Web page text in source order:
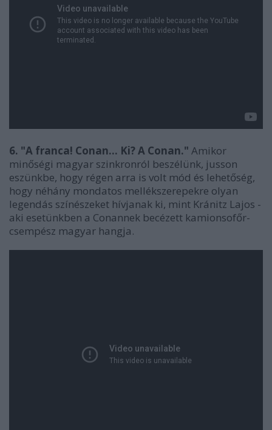
6. "A franca! Conan... Ki? A Conan." Amikor
minőségi magyar szinkronról beszélünk, jusson
eszünkbe, hogy régen arra is volt mód és lehetőség,
hogy néhány mondatos mellékszerepekre olyan
legendás színészeket hívjanak ki, mint Kránitz Lajos -
aki esetünkben a Conannek becézett kamionsofőr-
csempész magyar hangja.